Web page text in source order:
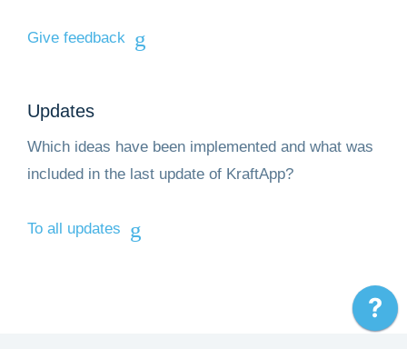
Give feedback
Updates
Which ideas have been implemented and what was
included in the last update of KraftApp?
To all updates